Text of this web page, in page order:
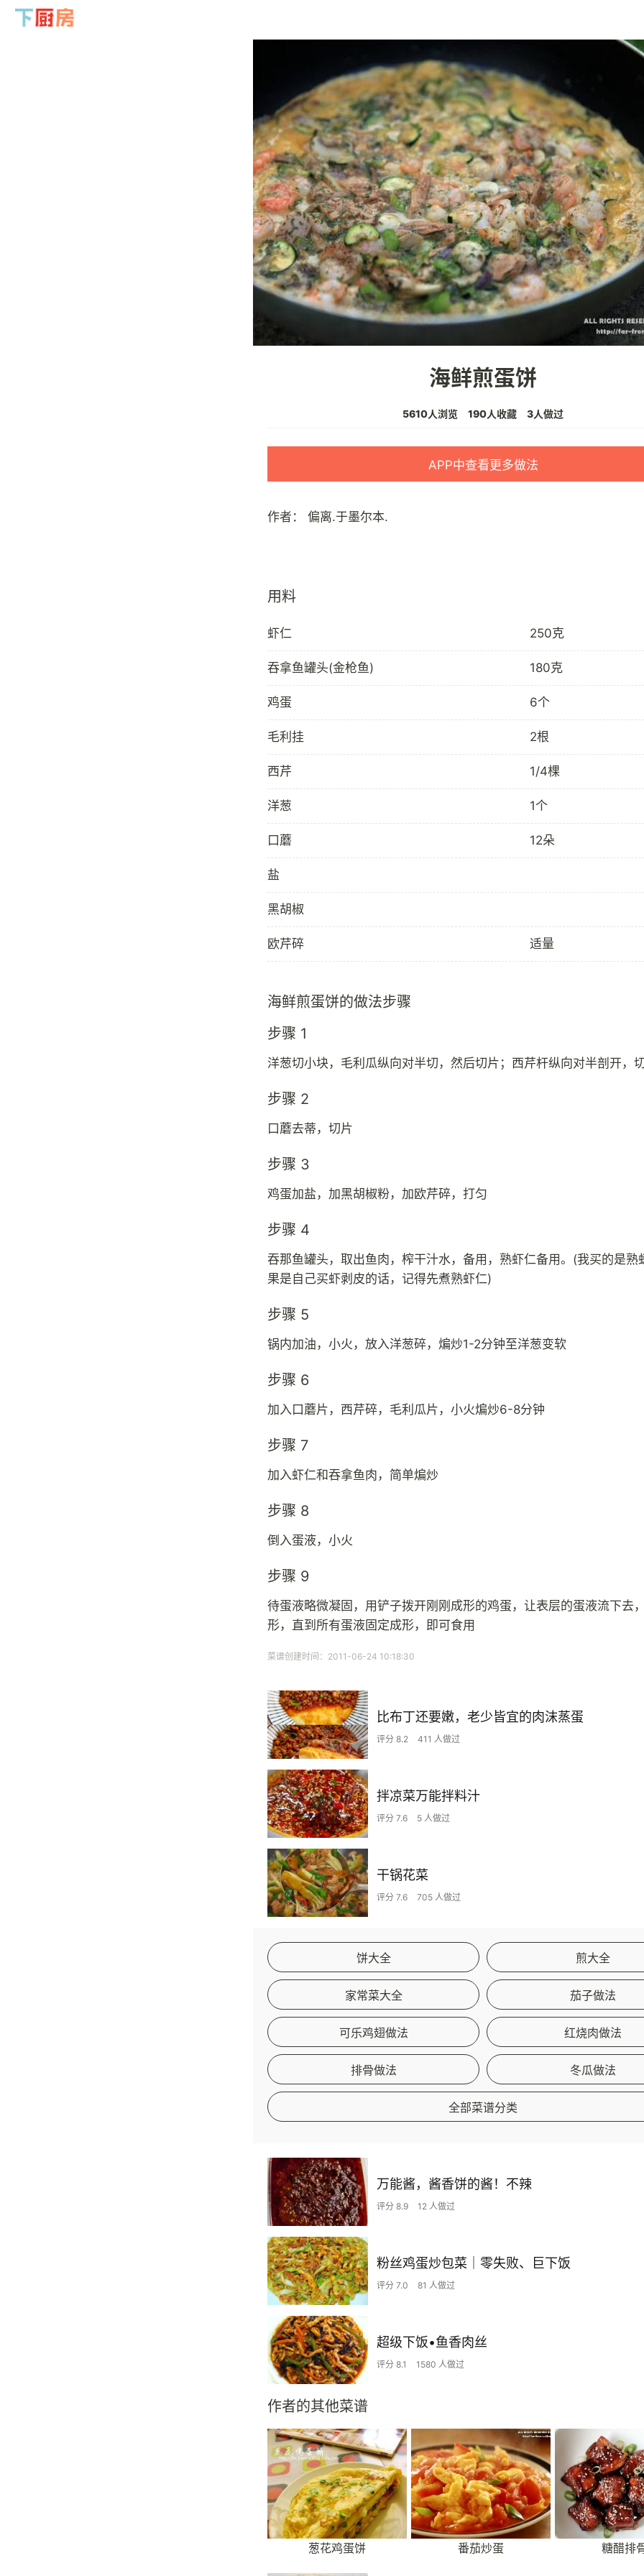
海鲜煎蛋饼
5610人浏览 190人收藏 3人做过
APP中查看更多做法
作者： 偏离.于墨尔本.
用料
虾仁 250克
吞拿鱼罐头(金枪鱼) 180克
鸡蛋 6个
毛利挂 2根
西芹 1/4棵
洋葱 1个
口蘑 12朵
盐
黑胡椒
欧芹碎 适量
海鲜煎蛋饼的做法步骤
步骤 1
洋葱切小块，毛利瓜纵向对半切，然后切片；西芹杆纵向对半剖开，
步骤 2
口蘑去蒂，切片
步骤 3
鸡蛋加盐，加黑胡椒粉，加欧芹碎，打匀
步骤 4
吞那鱼罐头，取出鱼肉，榨干汁水，备用，熟虾仁备用。(我买的是熟
果是自己买虾剥皮的话，记得先煮熟虾仁)
步骤 5
锅内加油，小火，放入洋葱碎，煸炒1-2分钟至洋葱变软
步骤 6
加入口蘑片，西芹碎，毛利瓜片，小火煸炒6-8分钟
步骤 7
加入虾仁和吞拿鱼肉，简单煸炒
步骤 8
倒入蛋液，小火
步骤 9
待蛋液略微凝固，用铲子拨开刚刚成形的鸡蛋，让表层的蛋液流下去
形，直到所有蛋液固定成形，即可食用
菜谱创建时间：2011-06-24 10:18:30
比布丁还要嫩，老少皆宜的肉沫蒸蛋
评分 8.2 411 人做过
拌凉菜万能拌料汁
评分 7.6 5 人做过
干锅花菜
评分 7.6 705 人做过
饼大全 煎大全
家常菜大全 茄子做法
可乐鸡翅做法 红烧肉做法
排骨做法 冬瓜做法
全部菜谱分类
万能酱，酱香饼的酱！不辣
评分 8.9 12 人做过
粉丝鸡蛋炒包菜｜零失败、巨下饭
评分 7.0 81 人做过
超级下饭•鱼香肉丝
评分 8.1 1580 人做过
作者的其他菜谱
葱花鸡蛋饼 番茄炒蛋 糖醋排